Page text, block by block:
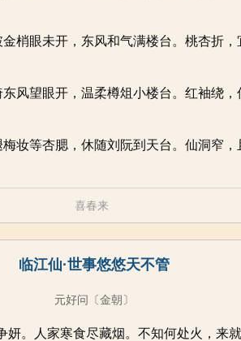
梢眼未开，东风和气满楼台。桃杏折，
风望眼开，温柔樽俎小楼台。红袖绕，
妆等杏腮，休随刘阮到天台。仙洞窄，
喜春来
临江仙·世事悠悠天不管
元好问 〔金朝〕
妍。人家寒食尽藏烟。不知何处火，来